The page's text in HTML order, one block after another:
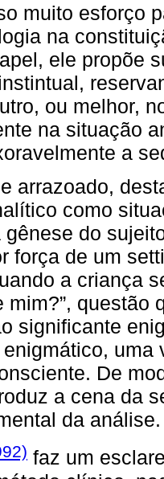
muito esforço
na
ele propõe
ou melhor,
na situação
a
arrazoado,
como
do
força de um
a criança
mim?”, questão
significante
uma
De
a cena da
da análise.
faz um